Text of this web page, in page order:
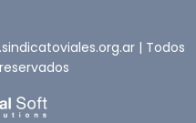
| Todos